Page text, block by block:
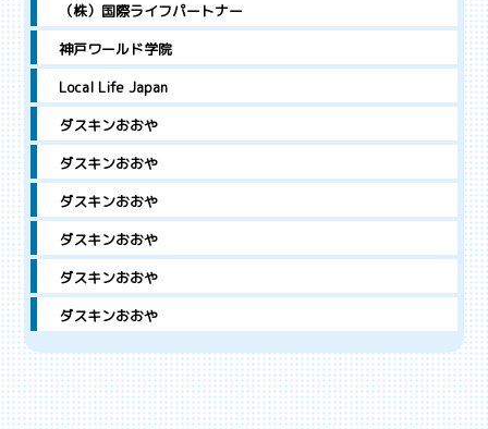
（株）国際ライフパートナー
神戸ワールド学院
Local Life Japan
ダスキンおおや
ダスキンおおや
ダスキンおおや
ダスキンおおや
ダスキンおおや
ダスキンおおや